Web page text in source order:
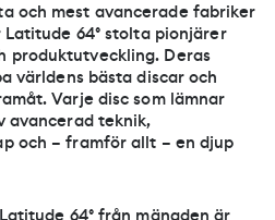
och mest avancerade fabriker
64° stolta pionjärer
produktutveckling. Deras
världens bästa discar och
Varje disc som lämnar
avancerad teknik,
och – framför allt – en djup
64° från mängden är